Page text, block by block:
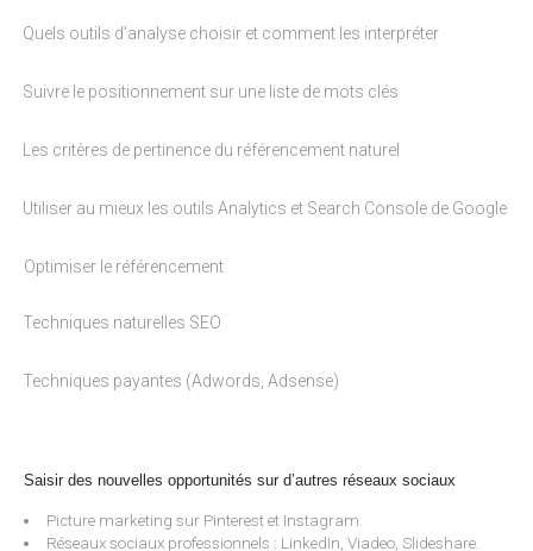
Quels outils d’analyse choisir et comment les interpréter
Suivre le positionnement sur une liste de mots clés
Les critères de pertinence du référencement naturel
Utiliser au mieux les outils Analytics et Search Console de Google
Optimiser le référencement
Techniques naturelles SEO
Techniques payantes (Adwords, Adsense)
Saisir des nouvelles opportunités sur d’autres réseaux sociaux
Picture marketing sur Pinterest et Instagram.
Réseaux sociaux professionnels : LinkedIn, Viadeo, Slideshare.